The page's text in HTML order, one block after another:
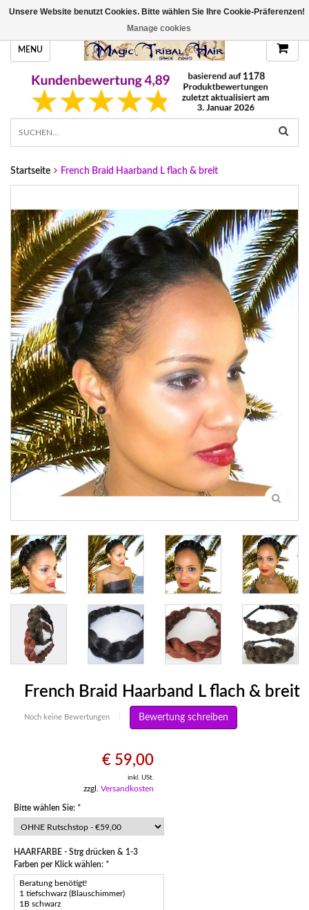
HANDGEFERTIGTE HAARTEILE, DEINE FARBE
MENU
Startseite French Braid Haarband L flach & breit
French Braid Haarband L flach & breit
Noch keine Bewertungen Bewertung schreiben
€ 59,00
inkl. USt.
zzgl. Versandkosten
Bitte wählen Sie: *
HAARFARBE - Strg drücken & 1-3
Farben per Klick wählen: *
Unsere Website benutzt Cookies. Bitte wählen Sie Ihre Cookie-Präferenzen!
Manage cookies